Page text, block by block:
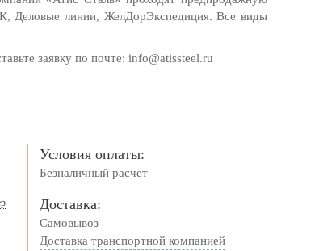
Деловые линии, ЖелДорЭкспедиция. Все виды
заявку по почте: info@atissteel.ru
Условия оплаты:
Безналичный расчет
Доставка:
Самовывоз
Доставка транспортной компанией